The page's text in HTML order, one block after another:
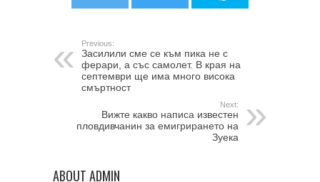
Previous:
Засилили сме се към пика не с
ферари, а със самолет. В края на
септември ще има много висока
смъртност
Next:
Вижте какво написа известен
пловдивчанин за емигрирането на
Зуека
ABOUT ADMIN